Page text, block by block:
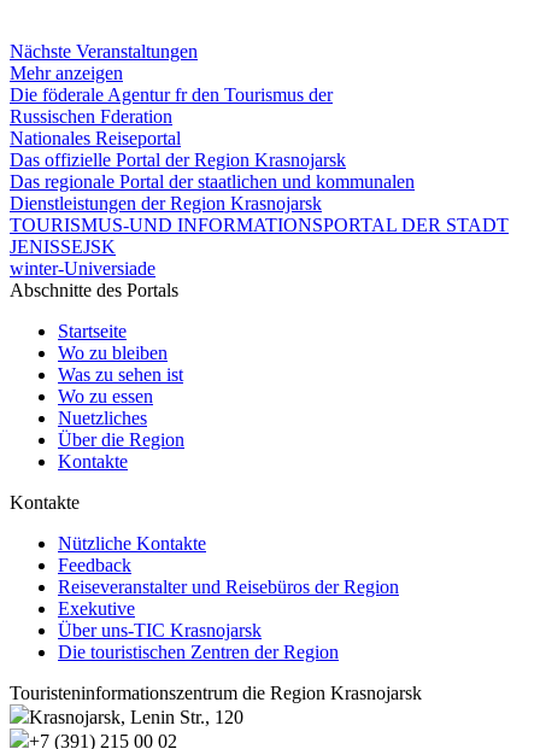
Nächste Veranstaltungen
Mehr anzeigen
Die föderale Agentur fr den Tourismus der
Russischen Fderation
Nationales Reiseportal
Das offizielle Portal der Region Krasnojarsk
Das regionale Portal der staatlichen und kommunalen
Dienstleistungen der Region Krasnojarsk
TOURISMUS-UND INFORMATIONSPORTAL DER STADT
JENISSEJSK
winter-Universiade
Abschnitte des Portals
Startseite
Wo zu bleiben
Was zu sehen ist
Wo zu essen
Nuetzliches
Über die Region
Kontakte
Kontakte
Nützliche Kontakte
Feedback
Reiseveranstalter und Reisebüros der Region
Exekutive
Über uns-TIC Krasnojarsk
Die touristischen Zentren der Region
Touristeninformationszentrum die Region Krasnojarsk
Krasnojarsk, Lenin Str., 120
+7 (391) 215 00 02